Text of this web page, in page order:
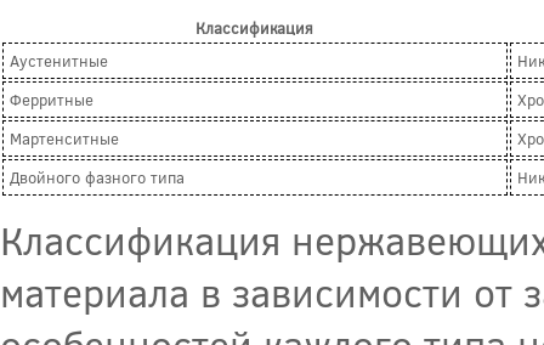
Классификация
Аустенитные
Ферритные
Мартенситные
Двойного фазного типа
Классификация
материала в зависимости от